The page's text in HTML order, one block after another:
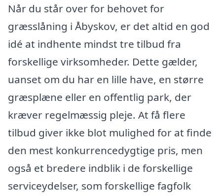
Når du står over for behovet for
græsslåning i Åbyskov, er det altid en god
idé at indhente mindst tre tilbud fra
forskellige virksomheder. Dette gælder,
uanset om du har en lille have, en større
græsplæne eller en offentlig park, der
kræver regelmæssig pleje. At få flere
tilbud giver ikke blot mulighed for at finde
den mest konkurrencedygtige pris, men
også et bredere indblik i de forskellige
serviceydelser, som forskellige fagfolk